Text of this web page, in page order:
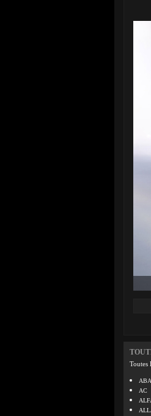
Toutes
AC